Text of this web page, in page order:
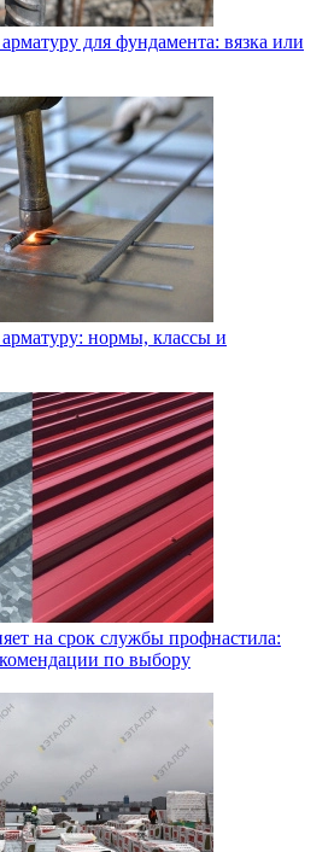
для фундамента: вязка или
нормы, классы и
на срок службы профнастила:
по выбору